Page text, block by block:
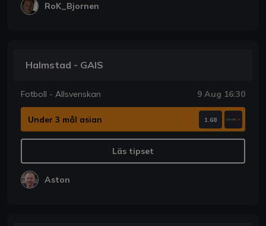
RoK_Bjornen
Halmstad - GAIS
Fotboll - Allsvenskan 9 Aug 16:30
Under 3 mål asian 1.68
Läs tipset
Aston